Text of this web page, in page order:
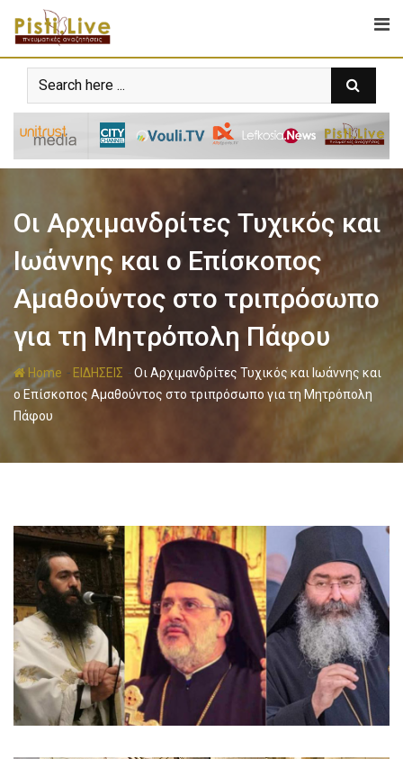
Οι Αρχιμανδρίτες Τυχικός και
Ιωάννης και ο Επίσκοπος
Αμαθούντος στο τριπρόσωπο
για τη Μητρόπολη Πάφου
Home - ΕΙΔΗΣΕΙΣ -Οι Αρχιμανδρίτες Τυχικός και Ιωάννης και
ο Επίσκοπος Αμαθούντος στο τριπρόσωπο για τη Μητρόπολη
Πάφου